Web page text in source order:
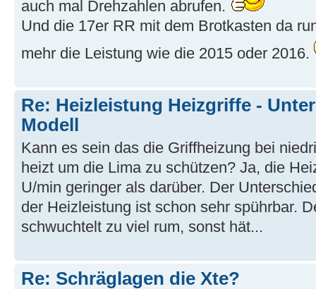
auch mal Drehzahlen abrufen.
Und die 17er RR mit dem Brotkasten da
mehr die Leistung wie die 2015 oder 2016.
Re: Heizleistung Heizgriffe -
Modell
Kann es sein das die Griffheizung bei
heizt um die Lima zu schützen? Ja, die
U/min geringer als darüber. Der
der Heizleistung ist schon sehr spührbar.
schwuchtelt zu viel rum, sonst hät...
Re: Schräglagen die Xte?